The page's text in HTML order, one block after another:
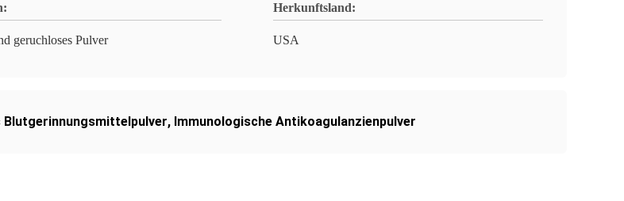
geruchloses Pulver
Herkunftsland:
USA
Blutgerinnungsmittelpulver, Immunologische Antikoagulanzienpulver